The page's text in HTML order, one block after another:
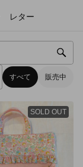
レター
すべて 販売中
SOLD OUT